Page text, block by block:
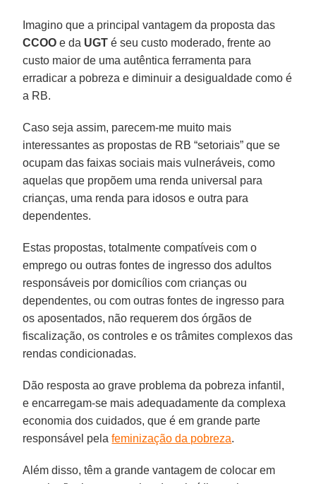
Imagino que a principal vantagem da proposta das
CCOO e da UGT é seu custo moderado, frente ao
custo maior de uma autêntica ferramenta para
erradicar a pobreza e diminuir a desigualdade como é
a RB.
Caso seja assim, parecem-me muito mais
interessantes as propostas de RB “setoriais” que se
ocupam das faixas sociais mais vulneráveis, como
aquelas que propõem uma renda universal para
crianças, uma renda para idosos e outra para
dependentes.
Estas propostas, totalmente compatíveis com o
emprego ou outras fontes de ingresso dos adultos
responsáveis por domicílios com crianças ou
dependentes, ou com outras fontes de ingresso para
os aposentados, não requerem dos órgãos de
fiscalização, os controles e os trâmites complexos das
rendas condicionadas.
Dão resposta ao grave problema da pobreza infantil,
e encarregam-se mais adequadamente da complexa
economia dos cuidados, que é em grande parte
responsável pelafeminização da pobreza.
Além disso, têm a grande vantagem de colocar em